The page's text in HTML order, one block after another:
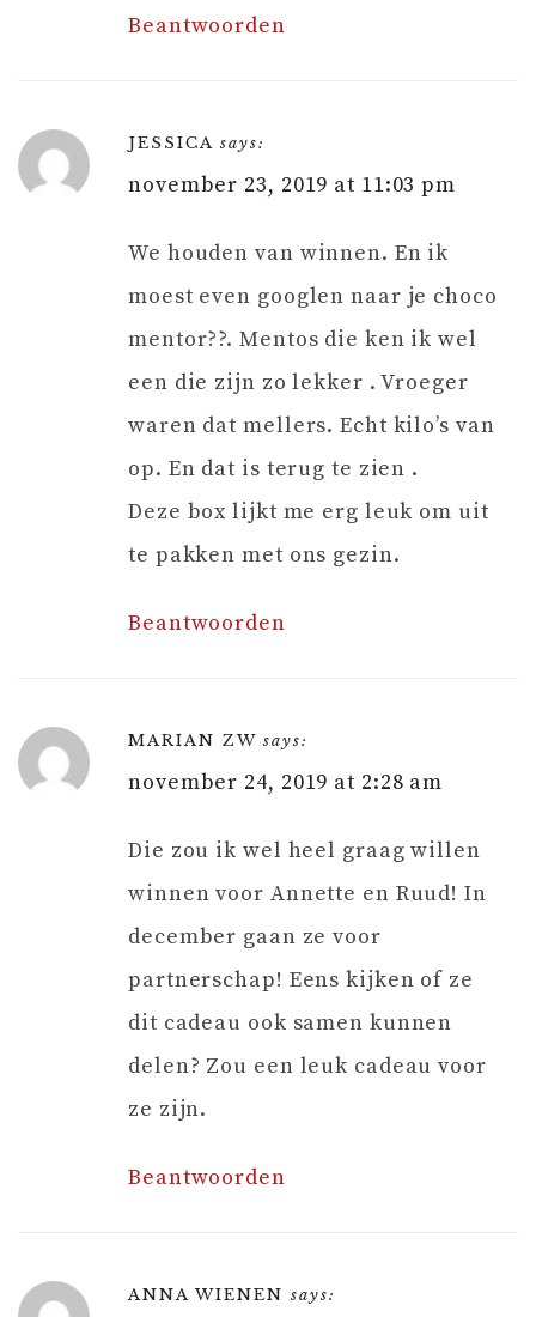
Beantwoorden
JESSICA says:
november 23, 2019 at 11:03 pm
We houden van winnen. En ik
moest even googlen naar je choco
mentor??. Mentos die ken ik wel
een die zijn zo lekker . Vroeger
waren dat mellers. Echt kilo’s van
op. En dat is terug te zien .
Deze box lijkt me erg leuk om uit
te pakken met ons gezin.
Beantwoorden
MARIAN ZW says:
november 24, 2019 at 2:28 am
Die zou ik wel heel graag willen
winnen voor Annette en Ruud! In
december gaan ze voor
partnerschap! Eens kijken of ze
dit cadeau ook samen kunnen
delen? Zou een leuk cadeau voor
ze zijn.
Beantwoorden
ANNA WIENEN says: